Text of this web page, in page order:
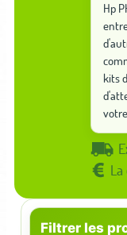
Hp
kits
Filtrer les